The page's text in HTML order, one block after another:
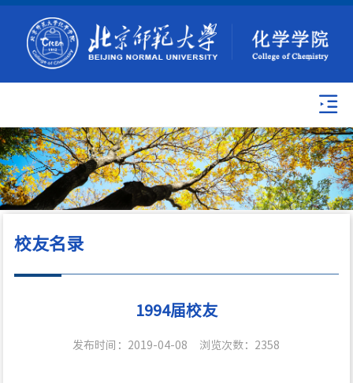
校友名录
1994届校友
发布时间：2019-04-08 浏览次数： 2358